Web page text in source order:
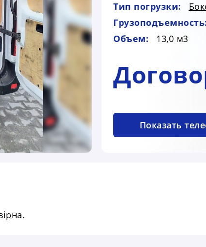
Тип погрузки:
Объем:
13,0 м3
Показать